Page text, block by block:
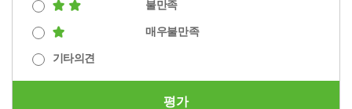
불만족
매우불만족
기타의견
평가